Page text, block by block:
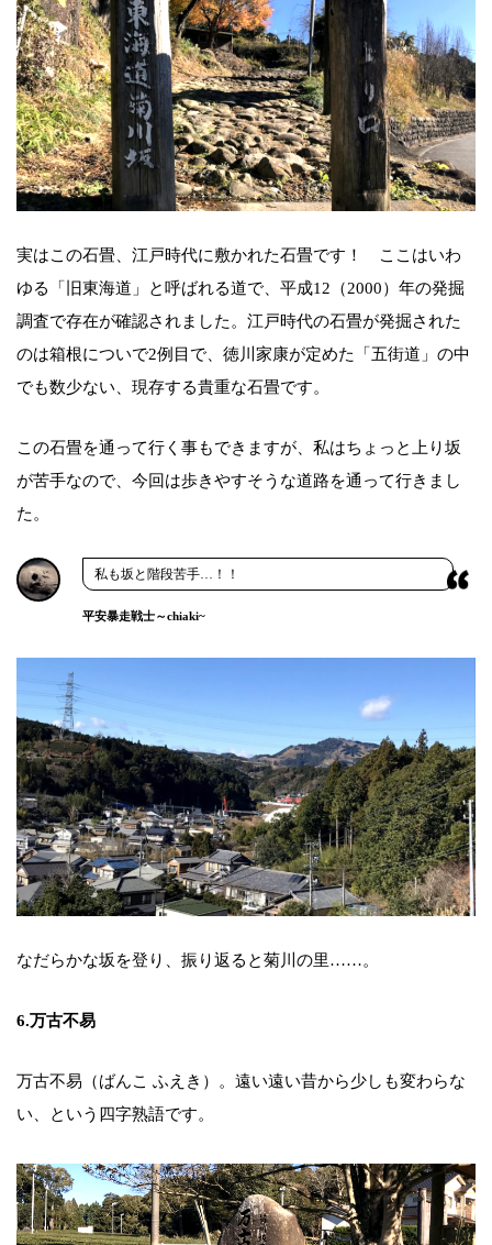
実はこの石畳、江戸時代に敷かれた石畳です！ ここはいわ
ゆる「旧東海道」と呼ばれる道で、平成12（2000）年の発掘
調査で存在が確認されました。江戸時代の石畳が発掘された
のは箱根についで2例目で、徳川家康が定めた「五街道」の中
でも数少ない、現存する貴重な石畳です。
この石畳を通って行く事もできますが、私はちょっと上り坂
が苦手なので、今回は歩きやすそうな道路を通って行きまし
た。
私も坂と階段苦手…！！
平安暴走戦士～chiaki~
なだらかな坂を登り、振り返ると菊川の里……。
6.万古不易
万古不易（ばんこ ふえき）。遠い遠い昔から少しも変わらな
い、という四字熟語です。